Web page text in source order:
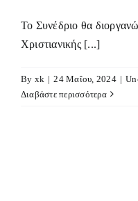
Το Συνέδριο θα
Χριστιανικής [...]
By xk | 24 Μαΐου, 2024 |
Διαβάστε περισσότερα